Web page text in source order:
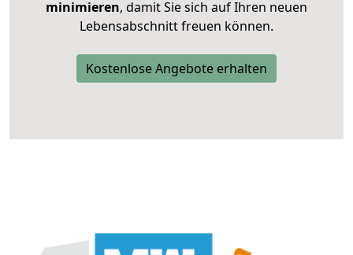
minimieren, damit Sie sich auf Ihren neuen
Lebensabschnitt freuen können.
Kostenlose Angebote erhalten